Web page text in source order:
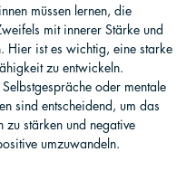
müssen lernen, die
mit innerer Stärke und
Hier ist es wichtig, eine starke
zu entwickeln.
oder mentale
sind entscheidend, um das
zu stärken und negative
umzuwandeln.